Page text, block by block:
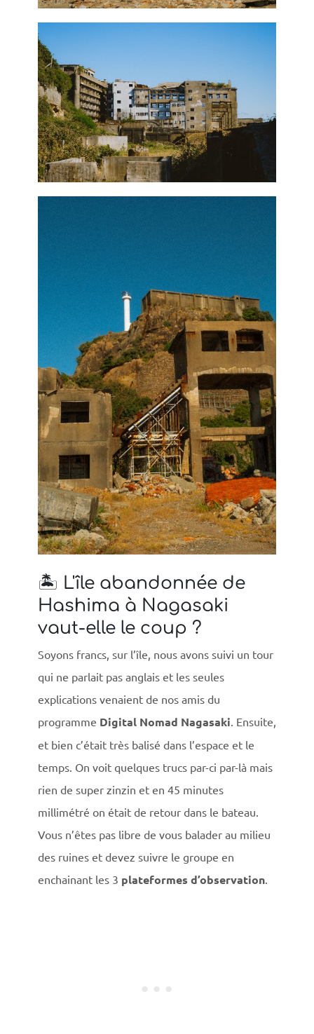
🏝️ L'île abandonnée de
Hashima à Nagasaki
vaut-elle le coup ?
Soyons francs, sur l’île, nous avons suivi un tour
qui ne parlait pas anglais et les seules
explications venaient de nos amis du
programme Digital Nomad Nagasaki . Ensuite,
et bien c’était très balisé dans l’espace et le
temps. On voit quelques trucs par-ci par-là mais
rien de super zinzin et en 45 minutes
millimétré on était de retour dans le bateau.
Vous n’êtes pas libre de vous balader au milieu
des ruines et devez suivre le groupe en
enchainant les 3 plateformes d’observation.